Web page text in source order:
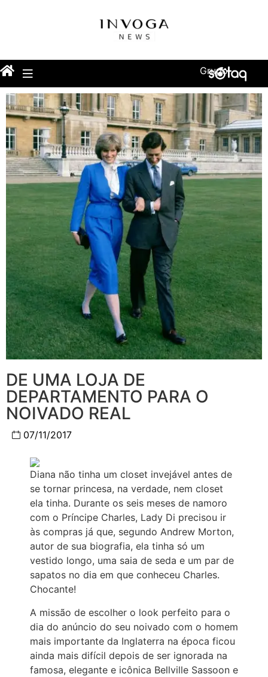
Grupo
DE UMA LOJA DE
DEPARTAMENTO PARA O
NOIVADO REAL
07/11/2017
Diana não tinha um closet invejável antes de
se tornar princesa, na verdade, nem closet
ela tinha. Durante os seis meses de namoro
com o Príncipe Charles, Lady Di precisou ir
às compras já que, segundo Andrew Morton,
autor de sua biografia, ela tinha só um
vestido longo, uma saia de seda e um par de
sapatos no dia em que conheceu Charles.
Chocante!
A missão de escolher o look perfeito para o
dia do anúncio do seu noivado com o homem
mais importante da Inglaterra na época ficou
ainda mais difícil depois de ser ignorada na
famosa, elegante e icônica Bellville Sassoon e